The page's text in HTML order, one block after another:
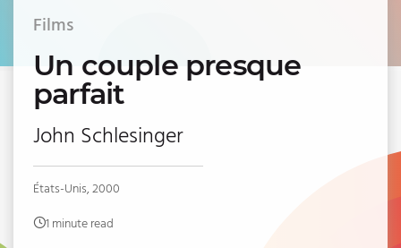
Films
Un couple presque
parfait
John Schlesinger
États-Unis, 2000
1 minute read